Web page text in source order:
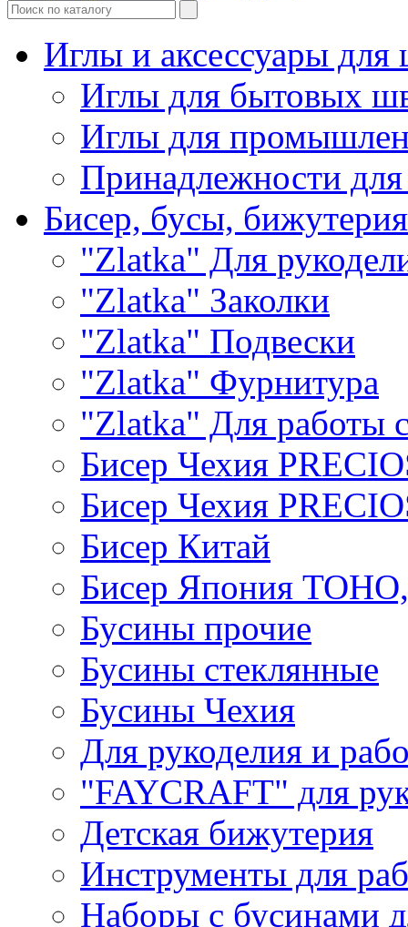
Иглы и аксессуары
Иглы для бытовых
Иглы для
Принадлежности
Бисер, бусы, бижутерия
"Zlatka" Для
"Zlatka" Заколки
"Zlatka" Подвески
"Zlatka" Фурнитура
"Zlatka" Для работы
Бисер Чехия
Бисер Чехия
Бисер Китай
Бисер Япония
Бусины прочие
Бусины стеклянные
Бусины Чехия
Для рукоделия и
"FAYCRAFT" для
Детская бижутерия
Инструменты для
Наборы с бусинами